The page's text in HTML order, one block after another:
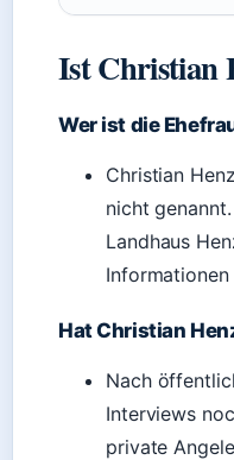
Ist Christian
Wer ist die
Christian
nicht
Landhaus
Hat Christian
Nach
Interviews
private